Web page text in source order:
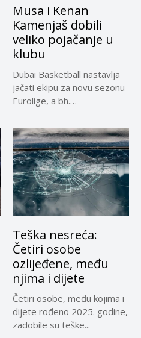
Musa i Kenan
Kamenjaš dobili
veliko pojačanje u
klubu
Dubai Basketball nastavlja
jačati ekipu za novu sezonu
Eurolige, a bh.
Teška nesreća:
Četiri osobe
ozlijeđene, među
njima i dijete
Četiri osobe, među kojima i
dijete rođeno 2025. godine,
zadobile su teške...